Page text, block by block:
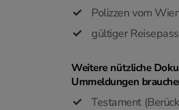
Polizzen vom
gültiger
Weitere nützliche
Ummeldungen
Testament